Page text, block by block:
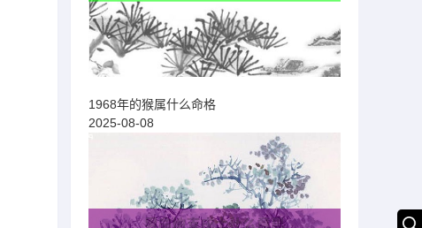
1968年的猴属什么命格
2025-08-08